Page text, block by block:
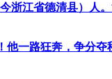
浙江省德清县）人
他一路狂奔，争分夺